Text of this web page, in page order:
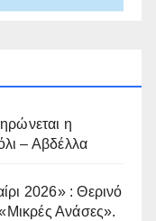
η
– Αβδέλλα
2026» : Θερινό
Ανάσες».